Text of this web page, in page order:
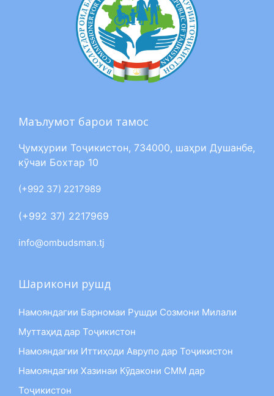
Маълумот барои тамос
Ҷумҳурии Тоҷикистон, 734000, шаҳри Душанбе,
кӯчаи Бохтар 10
(+992 37) 2217989
(+992 37) 2217969
info@ombudsman.tj
Шарикони рушд
Намояндагии Барномаи Рушди Созмони Милали
Муттаҳид дар Тоҷикистон
Намояндагии Иттиҳоди Аврупо дар Тоҷикистон
Намояндагии Хазинаи Кӯдакони СММ дар
Тоҷикистон